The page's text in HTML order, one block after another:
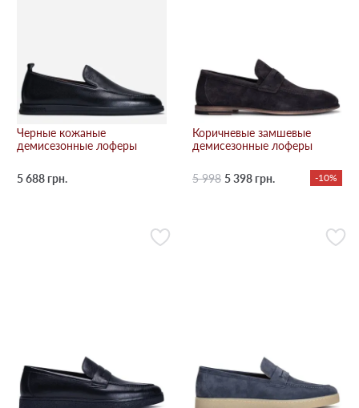
Черные кожаные
демисезонные лоферы
5 688 грн.
Коричневые замшевые
демисезонные лоферы
5 998 5 398 грн. -10%